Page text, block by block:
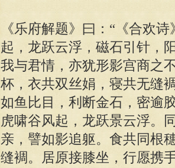
《乐府解题》曰：“《合欢
起，龙跃云浮，磁石引针，
我与君情，亦犹形影宫商之
杯，衣共双丝娟，寝共无缝
如鱼比目，利断金石，密逾
虎啸谷风起，龙跃景云浮。
亲，譬如影追躯。食共同根
缝裯。居原接膝坐，行愿携